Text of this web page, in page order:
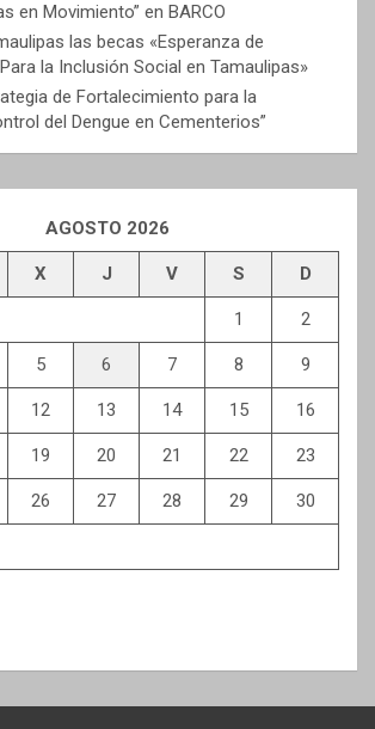
en Movimiento” en BARCO
las becas «Esperanza de
la Inclusión Social en Tamaulipas»
de Fortalecimiento para la
del Dengue en Cementerios”
AGOSTO 2026
X J V S D
1 2
5 6 7 8 9
12 13 14 15 16
19 20 21 22 23
26 27 28 29 30